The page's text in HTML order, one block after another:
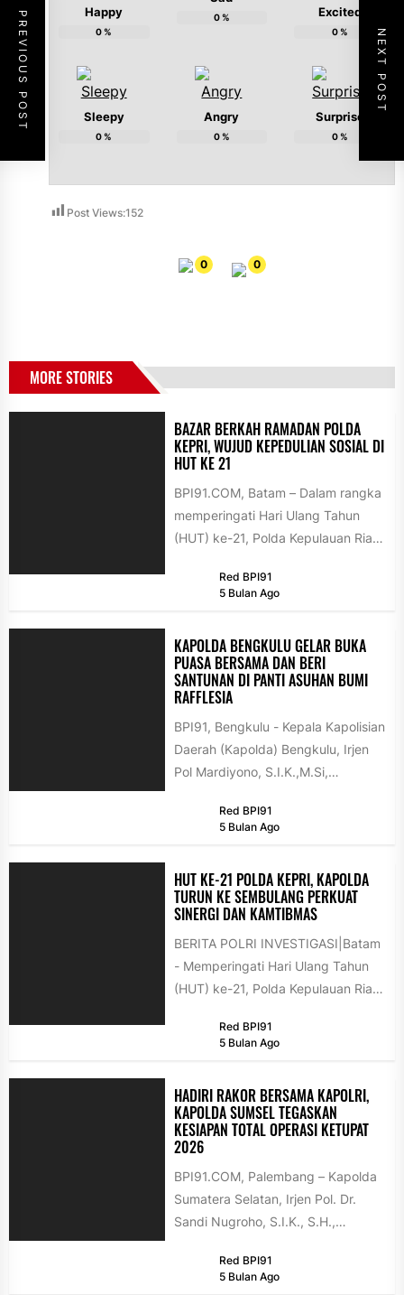
Happy
0%
0% Excited
0%
Sleepy
0%
Angry
0%
Surprise
0%
Post Views:152
0 0
PREVIOUS POST NEXT POST
MORE STORIES
BAZAR BERKAH RAMADAN POLDA
KEPRI, WUJUD KEPEDULIAN SOSIAL DI
HUT KE 21
BPI91.COM, Batam – Dalam rangka
memperingati Hari Ulang Tahun
(HUT) ke-21, Polda Kepulauan Riau
Ramadan 1447...
Red BPI91
5 Bulan Ago
KAPOLDA BENGKULU GELAR BUKA
PUASA BERSAMA DAN BERI
SANTUNAN DI PANTI ASUHAN BUMI
RAFFLESIA
BPI91, Bengkulu - Kepala Kapolisian
Daerah (Kapolda) Bengkulu, Irjen
Pol Mardiyono, S.I.K.,M.Si,
bersama anak yatim dan dhuafa...
Red BPI91
5 Bulan Ago
HUT KE-21 POLDA KEPRI, KAPOLDA
TURUN KE SEMBULANG PERKUAT
SINERGI DAN KAMTIBMAS
BERITA POLRI INVESTIGASI|Batam
- Memperingati Hari Ulang Tahun
(HUT) ke-21, Polda Kepulauan Riau
dan Safari Ramadan...
Red BPI91
5 Bulan Ago
HADIRI RAKOR BERSAMA KAPOLRI,
KAPOLDA SUMSEL TEGASKAN
KESIAPAN TOTAL OPERASI KETUPAT
2026
BPI91.COM, Palembang – Kapolda
Sumatera Selatan, Irjen Pol. Dr.
Sandi Nugroho, S.I.K., S.H.,
Rapat Koordinasi Lintas Sektoral...
Red BPI91
5 Bulan Ago